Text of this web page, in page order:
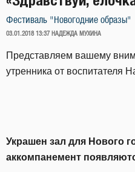
Фестиваль "Новогодние образы"
ОПУБЛИКОВАНО
03.01.2018 13:37 НАДЕЖДА МУХИНА
Представляем вашему
утренника от воспитателя
Ход
Украшен зал для Нового
аккомпанемент